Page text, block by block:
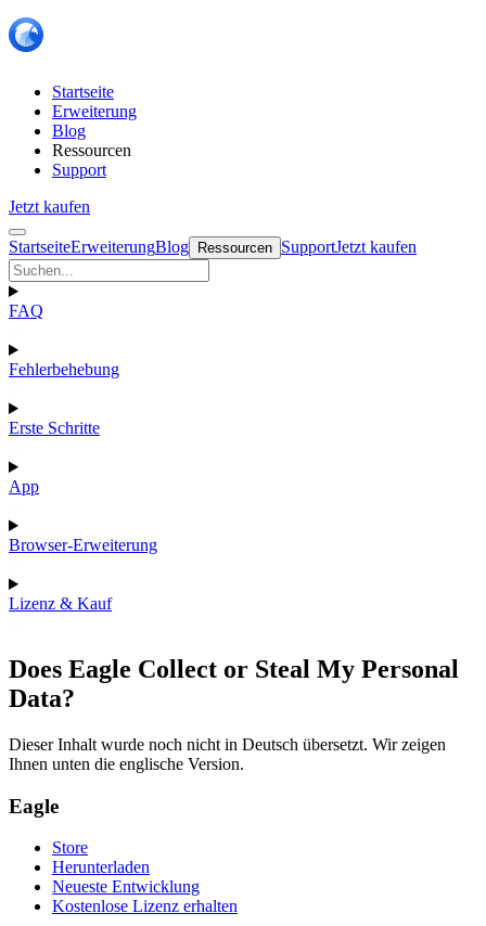
Startseite
Erweiterung
Blog
Ressourcen
Support
Jetzt kaufen
StartseiteErweiterungBlog Ressourcen SupportJetzt kaufen
FAQ
Fehlerbehebung
Erste Schritte
App
Browser-Erweiterung
Lizenz & Kauf
Does Eagle Collect or Steal My Personal
Data?
Dieser Inhalt wurde noch nicht in Deutsch übersetzt. Wir zeigen
Ihnen unten die englische Version.
Eagle
Store
Herunterladen
Neueste Entwicklung
Kostenlose Lizenz erhalten